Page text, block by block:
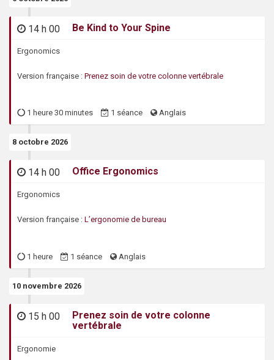
14 h 00 Be Kind to Your Spine
Ergonomics
Version française : Prenez soin de votre colonne vertébrale
1 heure 30 minutes 1 séance Anglais
8 octobre 2026
14 h 00 Office Ergonomics
Ergonomics
Version française : L’ergonomie de bureau
1 heure 1 séance Anglais
10 novembre 2026
15 h 00
Prenez soin de votre colonne
vertébrale
Ergonomie